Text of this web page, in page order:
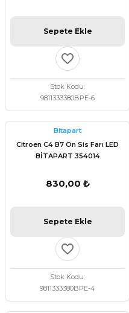
Sepete Ekle
Stok Kodu
9811333380BPE-6
Bitapart
Citroen C4 B7 Ön Sis Farı LED
BİTAPART 354014
830,00 ₺
Sepete Ekle
Stok Kodu
9811333380BPE-4